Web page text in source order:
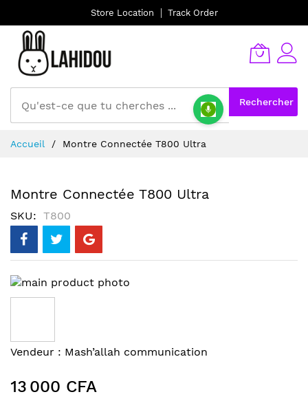
Store Location Track Order
Rechercher
au
Accueil Montre Connectée T800 Ultra
Montre Connectée T800 Ultra
SKU T800
Skip
to
of
the
gallery
Skip
the
beginning
Vendeur : Mash’allah communication
13 000 CFA